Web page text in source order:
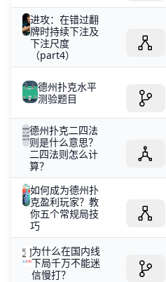
进攻：在错过翻
牌时持续下注及
下注尺度
（part4）
德州扑克水平
测验题目
德州扑克二四法
则是什么意思？
二四法则怎么计
算？
如何成为德州扑
克盈利玩家？教
你五个常规局技
巧
为什么在国内线
下局千万不能迷
信慢打？